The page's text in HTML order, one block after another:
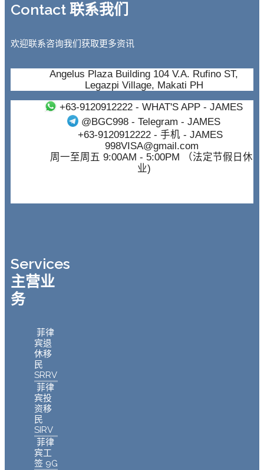
Contact 联系我们
欢迎联系咨询我们获取更多资讯
Angelus Plaza Building 104 V.A. Rufino ST,
Legazpi Village, Makati PH
+63-9120912222- WHAT'S APP - JAMES
@BGC998 - Telegram - JAMES
+63-9120912222- 手机 - JAMES
998VISA@gmail.com
周一至周五 9:00AM - 5:00PM （法定节假日休
业)
Services
主营业
务
菲律
宾退
休移
民
SRRV
菲律
宾投
资移
民
SIRV
菲律
宾工
签 9G